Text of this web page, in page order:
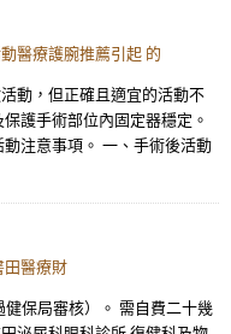
醫療護腕推薦引起 的
動，但正確且適宜的活動不
護手術部位內固定器穩定。
注意事項。 一、手術後活動
田醫療財
保局審核）。 需自費二十幾